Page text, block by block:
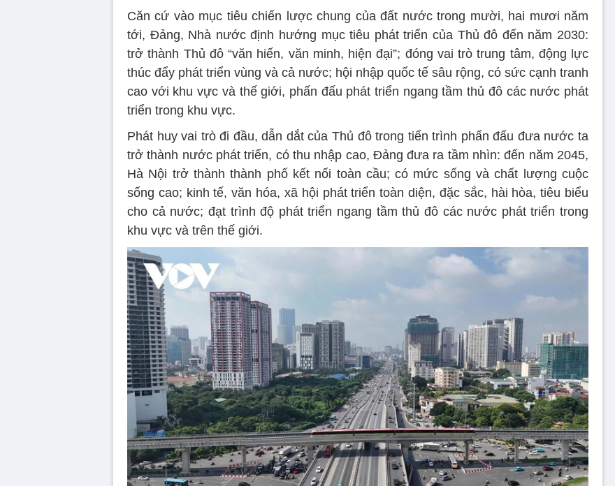
Căn cứ vào mục tiêu chiến lược chung của đất nước trong mười, hai mươi năm
tới, Đảng, Nhà nước định hướng mục tiêu phát triển của Thủ đô đến năm 2030:
trở thành Thủ đô “văn hiến, văn minh, hiện đại”; đóng vai trò trung tâm, động lực
thúc đẩy phát triển vùng và cả nước; hội nhập quốc tế sâu rộng, có sức cạnh tranh
cao với khu vực và thế giới, phấn đấu phát triển ngang tầm thủ đô các nước phát
triển trong khu vực.
Phát huy vai trò đi đầu, dẫn dắt của Thủ đô trong tiến trình phấn đấu đưa nước ta
trở thành nước phát triển, có thu nhập cao, Đảng đưa ra tầm nhìn: đến năm 2045,
Hà Nội trở thành thành phố kết nối toàn cầu; có mức sống và chất lượng cuộc
sống cao; kinh tế, văn hóa, xã hội phát triển toàn diện, đặc sắc, hài hòa, tiêu biểu
cho cả nước; đạt trình độ phát triển ngang tầm thủ đô các nước phát triển trong
khu vực và trên thế giới.